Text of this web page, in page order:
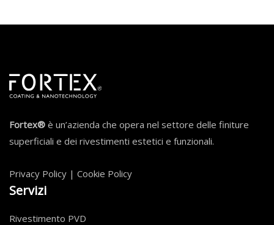
Fortex® è un’azienda che opera nel settore delle finiture
superficiali e dei rivestimenti estetici e funzionali.
Privacy Policy | Cookie Policy
Servizi
Rivestimento PVD